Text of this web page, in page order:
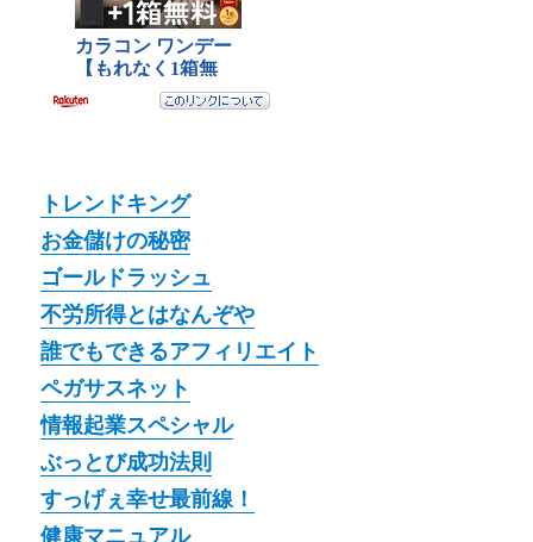
トレンドキング
お金儲けの秘密
ゴールドラッシュ
不労所得とはなんぞや
誰でもできるアフィリエイト
ペガサスネット
情報起業スペシャル
ぶっとび成功法則
すっげぇ幸せ最前線！
健康マニュアル